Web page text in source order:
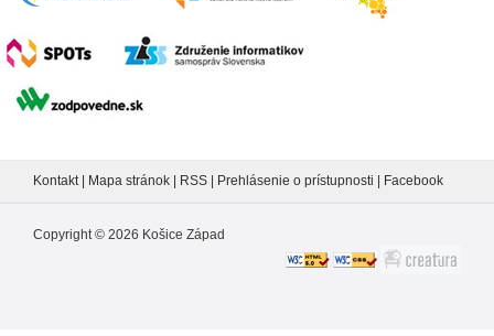
Kontakt| Mapa stránok RSS Prehlásenie o prístupnosti Facebook
Copyright © 2026 Košice Západ